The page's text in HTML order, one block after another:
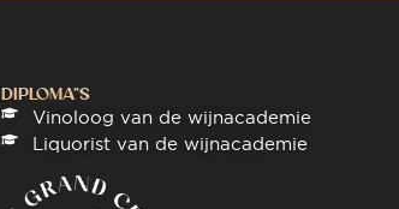
DIPLOMA"S
Vinoloog van de wijnacademie
Liquorist van de wijnacademie